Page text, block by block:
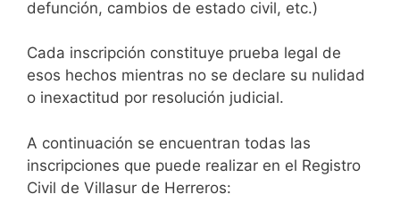
defunción, cambios de estado civil, etc.)
Cada inscripción constituye prueba legal de
esos hechos mientras no se declare su nulidad
o inexactitud por resolución judicial.
A continuación se encuentran todas las
inscripciones que puede realizar en el Registro
Civil de Villasur de Herreros: